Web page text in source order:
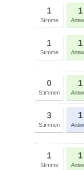
1
Stimme
1
1
Stimme
1
0
Stimmen
1
3
Stimmen
1
1
Stimme
1